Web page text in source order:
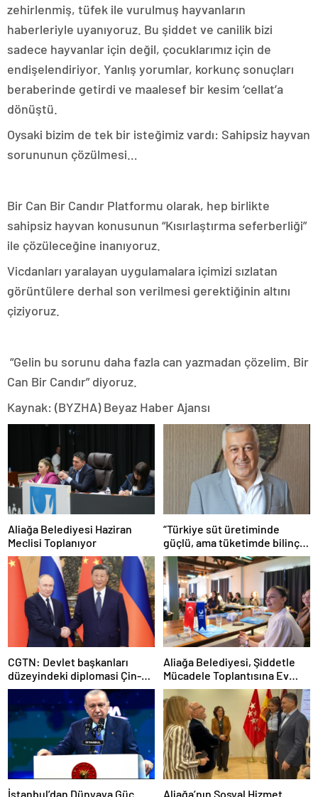
zehirlenmiş, tüfek ile vurulmuş hayvanların
haberleriyle uyanıyoruz. Bu şiddet ve canilik bizi
sadece hayvanlar için değil, çocuklarımız için de
endişelendiriyor. Yanlış yorumlar, korkunç sonuçları
beraberinde getirdi ve maalesef bir kesim ‘cellat’a
dönüştü.
Oysaki bizim de tek bir isteğimiz vardı: Sahipsiz hayvan
sorununun çözülmesi…
Bir Can Bir Candır Platformu olarak, hep birlikte
sahipsiz hayvan konusunun “Kısırlaştırma seferberliği”
ile çözüleceğine inanıyoruz.
Vicdanları yaralayan uygulamalara içimizi sızlatan
görüntülere derhal son verilmesi gerektiğinin altını
çiziyoruz.
“Gelin bu sorunu daha fazla can yazmadan çözelim. Bir
Can Bir Candır” diyoruz.
Kaynak: (BYZHA) Beyaz Haber Ajansı
Aliağa Belediyesi Haziran
Meclisi Toplanıyor
“Türkiye süt üretiminde
güçlü, ama tüketimde bilinç
şart”
CGTN: Devlet başkanları
düzeyindeki diplomasi Çin-
Rusya arasındaki büyüyen
ortaklığı güçlendiriyor
Aliağa Belediyesi, Şiddetle
Mücadele Toplantısına Ev
Sahipliği Yaptı
İstanbul’dan Dünyaya Güç Aliağa’nın Sosyal Hizmet